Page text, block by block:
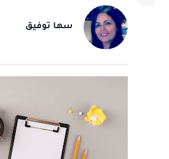
سها توفيق